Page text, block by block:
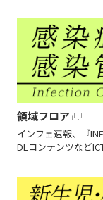
領域フロア
インフェ速報、『
DLコンテンツなど